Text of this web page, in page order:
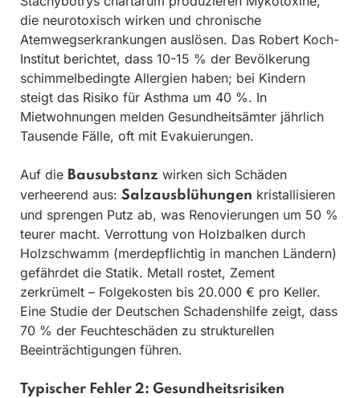
die neurotoxisch wirken und chronische
Atemwegserkrankungen auslösen. Das Robert Koch-
Institut berichtet, dass 10-15 % der Bevölkerung
schimmelbedingte Allergien haben; bei Kindern
steigt das Risiko für Asthma um 40 %. In
Mietwohnungen melden Gesundheitsämter jährlich
Tausende Fälle, oft mit Evakuierungen.
Auf die Bausubstanz wirken sich Schäden
verheerend aus: Salzausblühungen kristallisieren
und sprengen Putz ab, was Renovierungen um 50 %
teurer macht. Verrottung von Holzbalken durch
Holzschwamm (merdepflichtig in manchen Ländern)
gefährdet die Statik. Metall rostet, Zement
zerkrümelt – Folgekosten bis 20.000 € pro Keller.
Eine Studie der Deutschen Schadenshilfe zeigt, dass
70 % der Feuchteschäden zu strukturellen
Beeinträchtigungen führen.
Typischer Fehler 2: Gesundheitsrisiken